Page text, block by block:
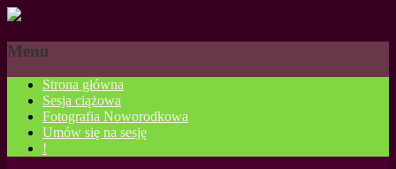
Menu
Strona główna
Sesja ciążowa
Fotografia Noworodkowa
Umów się na sesję
!